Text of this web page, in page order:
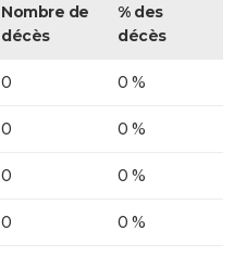
Nombre de
décès
% des
décès
0 0 %
0 0 %
0 0 %
0 0 %